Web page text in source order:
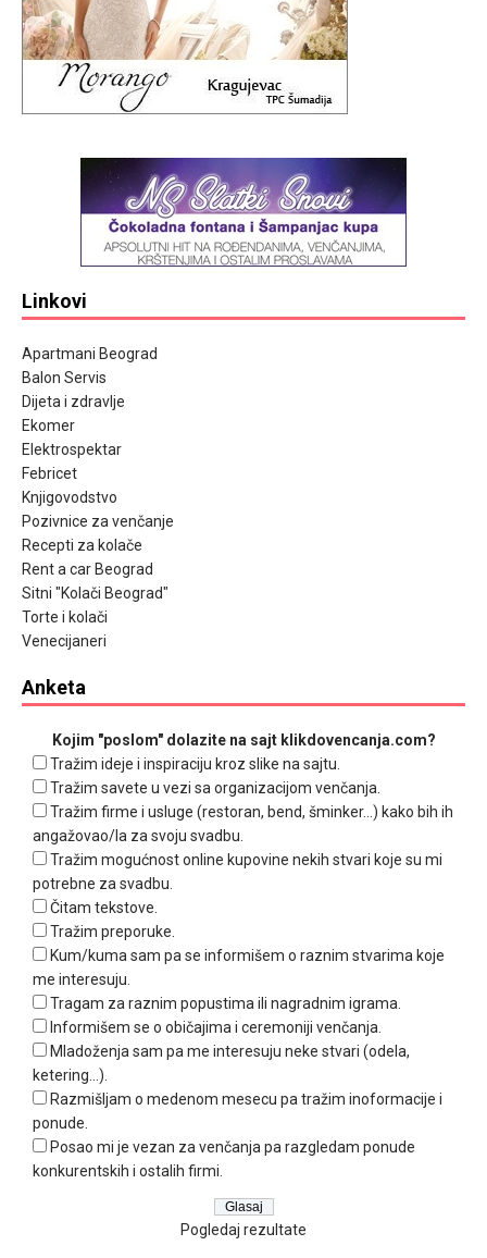
Linkovi
Apartmani Beograd
Balon Servis
Dijeta i zdravlje
Ekomer
Elektrospektar
Febricet
Knjigovodstvo
Pozivnice za venčanje
Recepti za kolače
Rent a car Beograd
Sitni "Kolači Beograd"
Torte i kolači
Venecijaneri
Anketa
Kojim "poslom" dolazite na sajt klikdovencanja.com?
Tražim ideje i inspiraciju kroz slike na sajtu.
Tražim savete u vezi sa organizacijom venčanja.
Tražim firme i usluge (restoran, bend, šminker...) kako bih ih
angažovao/la za svoju svadbu.
Tražim mogućnost online kupovine nekih stvari koje su mi
potrebne za svadbu.
Čitam tekstove.
Tražim preporuke.
Kum/kuma sam pa se informišem o raznim stvarima koje
me interesuju.
Tragam za raznim popustima ili nagradnim igrama.
Informišem se o običajima i ceremoniji venčanja.
Mladoženja sam pa me interesuju neke stvari (odela,
ketering...).
Razmišljam o medenom mesecu pa tražim inoformacije i
ponude.
Posao mi je vezan za venčanja pa razgledam ponude
konkurentskih i ostalih firmi.
Pogledaj rezultate